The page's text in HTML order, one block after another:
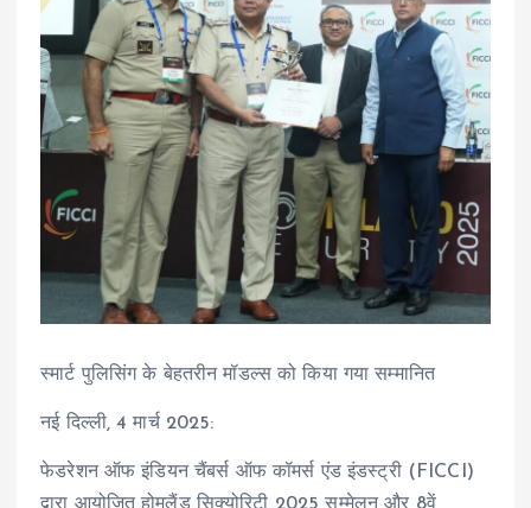
स्मार्ट पुलिसिंग के बेहतरीन मॉडल्स को किया गया सम्मानित
नई दिल्ली, 4 मार्च 2025:
फेडरेशन ऑफ इंडियन चैंबर्स ऑफ कॉमर्स एंड इंडस्ट्री (FICCI)